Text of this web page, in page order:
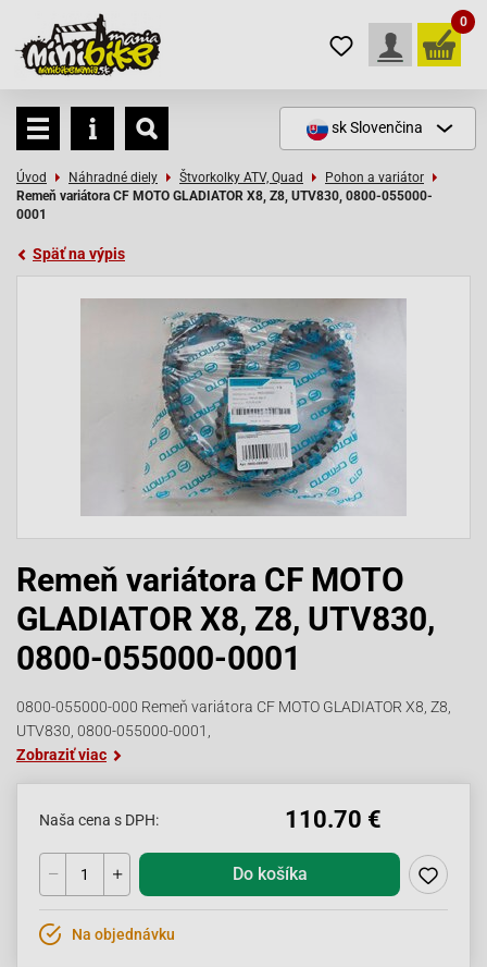
0
skSlovenčina
Úvod Náhradné diely Štvorkolky ATV, Quad
Pohon a variátor
Remeň variátora CF MOTO GLADIATOR X8, Z8, UTV830, 0800-055000-
0001
Späť na výpis
Remeň variátora CF MOTO
GLADIATOR X8, Z8, UTV830,
0800-055000-0001
0800-055000-000 Remeň variátora CF MOTO GLADIATOR X8, Z8,
UTV830, 0800-055000-0001,
Zobraziť viac
Naša cena s DPH: 110.70 €
Do košíka
Na objednávku